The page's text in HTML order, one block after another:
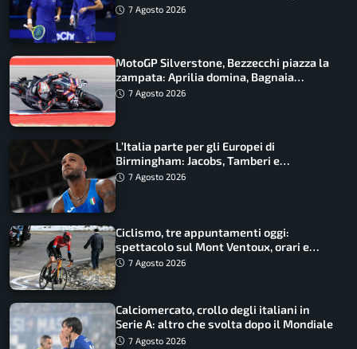
azzurri
7 Agosto 2026
MotoGP Silverstone, Bezzecchi piazza la
zampata: Aprilia domina, Bagnaia
costretto al Q1
7 Agosto 2026
L’Italia parte per gli Europei di
Birmingham: Jacobs, Tamberi e
Battocletti guidano una spedizione
7 Agosto 2026
Ciclismo, tre appuntamenti oggi:
spettacolo sul Mont Ventoux, orari e
come vederli
7 Agosto 2026
Calciomercato, crollo degli italiani in
Serie A: altro che svolta dopo il Mondiale
7 Agosto 2026